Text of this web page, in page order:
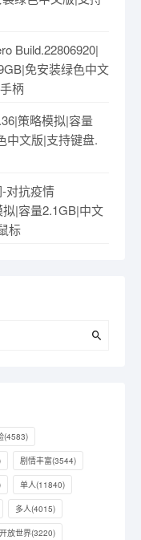
Build.22806920|
免安装绿色中文
柄
策略模拟|容量
中文版|支持键盘.
对抗疫情
|容量2.1GB|中文
标
(4583)
剧情丰富(3544)
单人(11840)
多人(4015)
开放世界(3220)